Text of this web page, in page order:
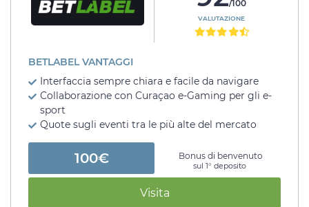
/100
VALUTAZIONE
BETLABEL VANTAGGI
Interfaccia sempre chiara e facile da navigare
Collaborazione con Curaçao e-Gaming per gli e-
sport
Quote sugli eventi tra le più alte del mercato
100€ Bonus di benvenuto
sul 1° deposito
Visita